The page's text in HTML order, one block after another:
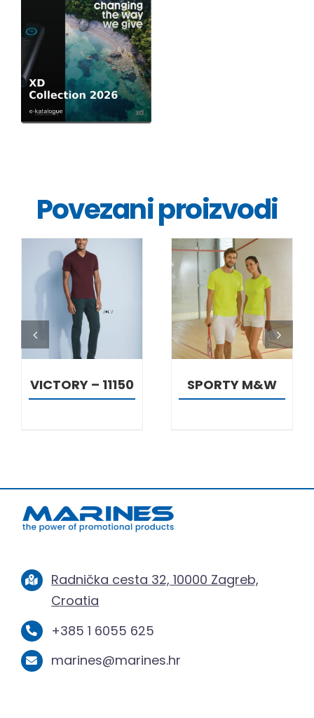
Povezani proizvodi
DETALJI
VICTORY – 11150
DETALJI
SPORTY M&W
Radnička cesta 32, 10000 Zagreb,
Croatia
+385 1 6055 625
marines@marines.hr